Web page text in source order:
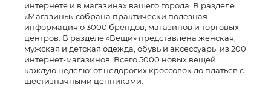
интернете и в магазинах вашего города. В разделе
«Магазины» собрана практически полезная
информация о 3000 брендов, магазинов и торговых
центров. В разделе «Вещи» представлена женская,
мужская и детская одежда, обувь и аксессуары из 200
интернет-магазинов. Всего 5000 новых вещей
каждую неделю: от недорогих кроссовок до платьев с
шестизначными ценниками.